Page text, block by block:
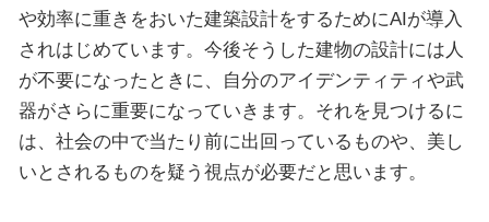
や効率に重きをおいた建築設計をするためにAIが導入
されはじめています。今後そうした建物の設計には人
が不要になったときに、自分のアイデンティティや武
器がさらに重要になっていきます。それを見つけるに
は、社会の中で当たり前に出回っているものや、美し
いとされるものを疑う視点が必要だと思います。